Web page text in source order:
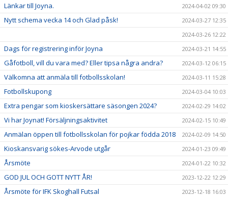
Länkar till Joyna. 2024-04-02 09:30
Nytt schema vecka 14 och Glad påsk!
2024-03-27 12:35
2024-03-26 12:22
Dags för registrering inför Joyna 2024-03-21 14:55
Gåfotboll, vill du vara med? Eller tipsa några andra? 2024-03-12 06:15
Välkomna att anmäla till fotbollsskolan! 2024-03-11 15:28
Fotbollskupong 2024-03-04 10:03
Extra pengar som kioskersättare säsongen 2024? 2024-02-29 14:02
Vi har Joynat! Försäljningsaktivitet 2024-02-15 10:49
Anmälan öppen till fotbollsskolan för pojkar födda 2018 2024-02-09 14:50
Kioskansvarig sökes-Arvode utgår 2024-01-23 09:49
Årsmöte 2024-01-22 10:32
GOD JUL OCH GOTT NYTT ÅR! 2023-12-22 12:29
Årsmöte för IFK Skoghall Futsal 2023-12-18 16:03